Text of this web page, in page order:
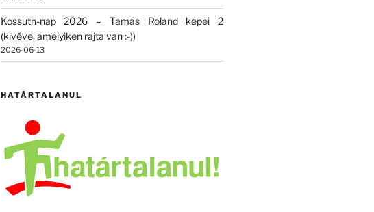
Kossuth-nap 2026 – Tamás Roland képei 2
(kivéve, amelyiken rajta van :-))
2026-06-13
HATÁRTALANUL